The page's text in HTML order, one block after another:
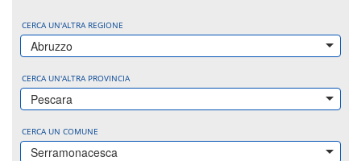
CERCA UN'ALTRA REGIONE
Abruzzo
CERCA UN'ALTRA PROVINCIA
Pescara
CERCA UN COMUNE
Serramonacesca